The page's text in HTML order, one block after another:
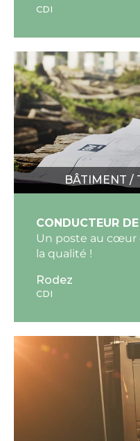
CDI
BÂTIMENT /
CONDUCTEUR
Un poste au cœur
la qualité !
Rodez
CDI